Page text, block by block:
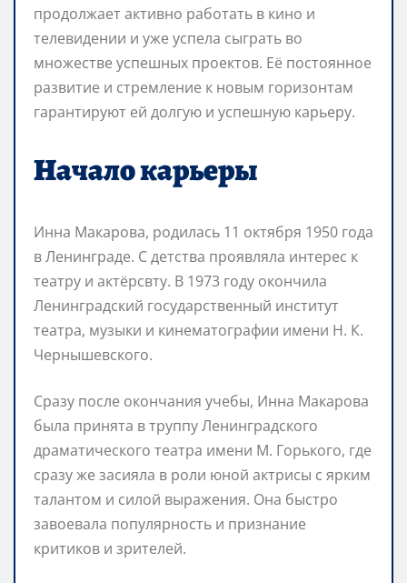
продолжает активно работать в кино и
телевидении и уже успела сыграть во
множестве успешных проектов. Её постоянное
развитие и стремление к новым горизонтам
гарантируют ей долгую и успешную карьеру.
Начало карьеры
Инна Макарова, родилась 11 октября 1950 года
в Ленинграде. С детства проявляла интерес к
театру и актёрсвту. В 1973 году окончила
Ленинградский государственный институт
театра, музыки и кинематографии имени Н. К.
Чернышевского.
Сразу после окончания учебы, Инна Макарова
была принята в труппу Ленинградского
драматического театра имени М. Горького, где
сразу же засияла в роли юной актрисы с ярким
талантом и силой выражения. Она быстро
завоевала популярность и признание
критиков и зрителей.